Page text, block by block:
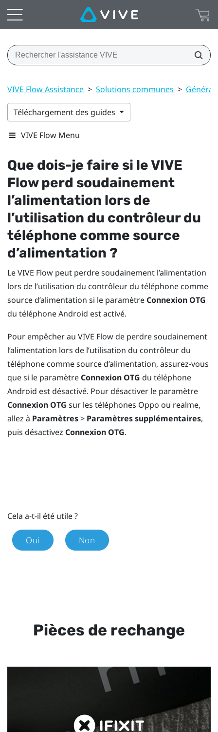
VIVE Flow Assistance > Solutions communes > Général
Téléchargement des guides
VIVE Flow Menu
Que dois-je faire si leVIVE
Flowperd soudainement
l’alimentation lors de
l’utilisation du contrôleur du
téléphone comme source
d’alimentation ?
LeVIVE Flow peut perdre soudainement l’alimentation
lors de l’utilisation du contrôleur du téléphone comme
source d’alimentation si le paramètre Connexion OTG
du téléphoneAndroid est activé.
Pour empêcher au VIVE Flowde perdre soudainement
l’alimentation lors de l’utilisation du contrôleur du
téléphone comme source d’alimentation, assurez-vous
que si le paramètre Connexion OTG du téléphone
Android est désactivé. Pour désactiver le paramètre
Connexion OTG sur les téléphones Oppo ou realme,
allez à Paramètres> Paramètres supplémentaires,
puis désactivez Connexion OTG.
Cela a-t-il été utile ?
Oui Non
Pièces de rechange